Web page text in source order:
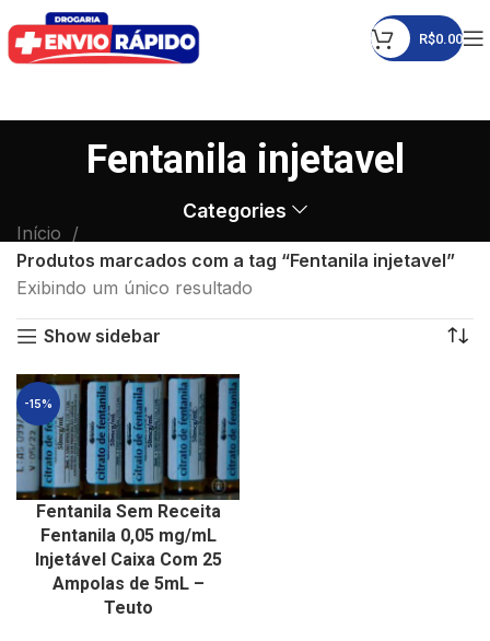
R$0.00
Fentanila injetavel
Categories
Início
Produtos marcados com a tag “Fentanila injetavel”
Exibindo um único resultado
Show sidebar
-15%
Fentanila Sem Receita
Fentanila 0,05 mg/mL
Injetável Caixa Com 25
Ampolas de 5mL –
Teuto